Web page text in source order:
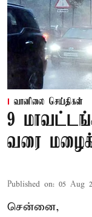
வானிலை செய்திகள்
9
வரை
Published on: 05 Aug
சென்னை,